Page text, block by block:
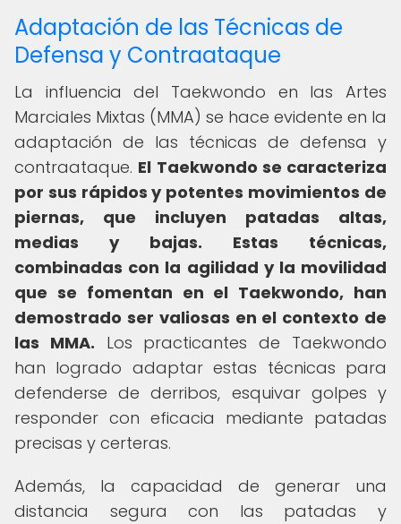
Adaptación de las Técnicas de
Defensa y Contraataque
La influencia del Taekwondo en las Artes
Marciales Mixtas (MMA) se hace evidente en la
adaptación de las técnicas de defensa y
contraataque. El Taekwondo se caracteriza
por sus rápidos y potentes movimientos de
piernas, que incluyen patadas altas,
medias y bajas.
Estas técnicas,
combinadas con la agilidad y la movilidad
que se fomentan en el Taekwondo, han
demostrado ser valiosas en el contexto de
las MMA. Los practicantes de Taekwondo
han logrado adaptar estas técnicas para
defenderse de derribos, esquivar golpes y
responder con eficacia mediante patadas
precisas y certeras.
Además, la capacidad de generar una
distancia segura con las patadas y